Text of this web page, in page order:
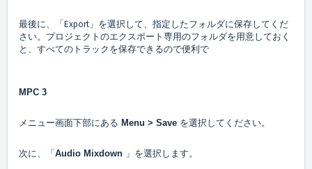
最後に、「Export」を選択して、指定したフォルダに保存してくだ
さい。プロジェクトのエクスポート専用のフォルダを用意しておく
と、すべてのトラックを保存できるので便利で
MPC 3
メニュー画面下部にある Menu > Save を選択してください。
次に、「Audio Mixdown 」を選択します。